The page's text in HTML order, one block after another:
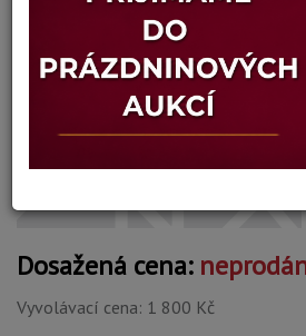
Signováno vlevo dole, rámováno
Technika: olej na kartonu
Šířka: 53 cm, výška: 34 cm, rámování: 48 x 66 cm
Stav: mírně poškozený rám
Dosažená cena:
Vyvolávací cena: 1 800 Kč